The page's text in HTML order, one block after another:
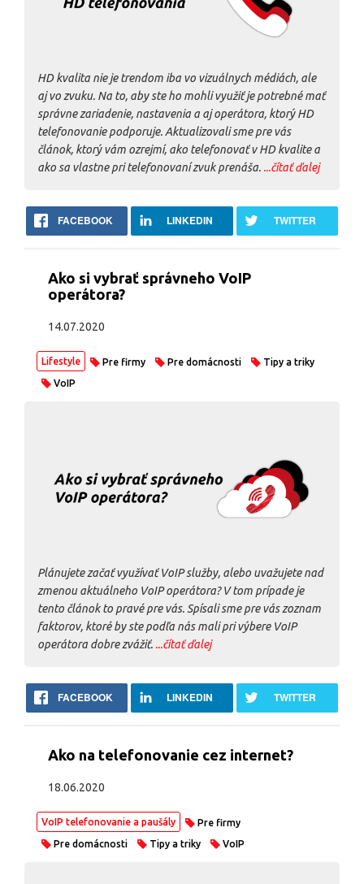
HD kvalita nie je trendom iba vo vizuálnych médiách, ale
aj vo zvuku. Na to, aby ste ho mohli využiť je potrebné mať
správne zariadenie, nastavenia a aj operátora, ktorý HD
telefonovanie podporuje. Aktualizovali sme pre vás
článok, ktorý vám ozrejmí, ako telefonovať v HD kvalite a
ako sa vlastne pri telefonovaní zvuk prenáša. ...čítať ďalej
FACEBOOK LINKEDIN TWITTER
Ako si vybrať správneho VoIP
operátora?
14.07.2020
Lifestyle Pre firmy Pre domácnosti
Tipy a triky
VoIP
Plánujete začať využívať VoIP služby, alebo uvažujete nad
zmenou aktuálneho VoIP operátora? V tom prípade je
tento článok to pravé pre vás. Spísali sme pre vás zoznam
faktorov, ktoré by ste podľa nás mali pri výbere VoIP
operátora dobre zvážiť. ...čítať ďalej
FACEBOOK LINKEDIN TWITTER
Ako na telefonovanie cez internet?
18.06.2020
VoIP telefonovanie a paušály
Pre firmy
Pre domácnosti
Tipy a triky VoIP